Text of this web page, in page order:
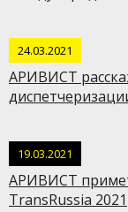
24.03.2021
АРИВИСТ
19.03.2021
АРИВИСТ
TransRussia 2021